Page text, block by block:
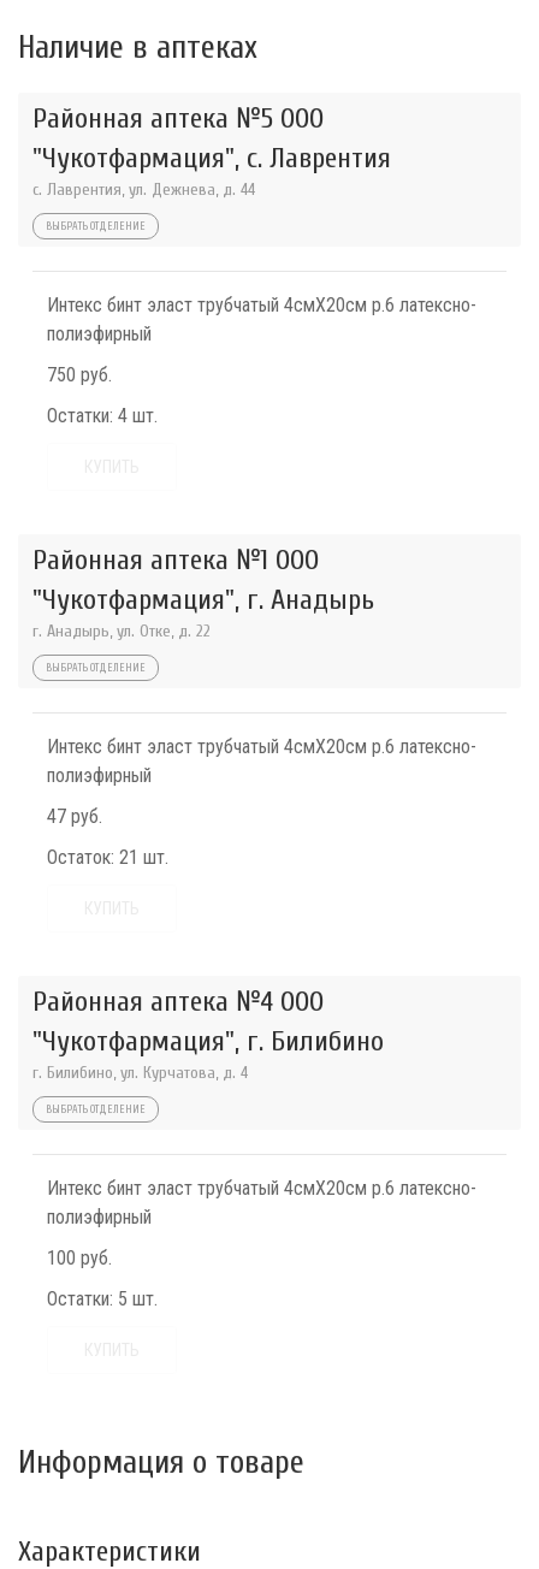
Наличие в аптеках
Районная аптека №5 ООО
"Чукотфармация", с. Лаврентия
с. Лаврентия, ул. Дежнева, д. 44
ВЫБРАТЬ ОТДЕЛЕНИЕ
Интекс бинт эласт трубчатый 4смX20см р.6 латексно-
полиэфирный
750 руб.
Остатки: 4 шт.
Районная аптека №1 ООО
"Чукотфармация", г. Анадырь
г. Анадырь, ул. Отке, д. 22
ВЫБРАТЬ ОТДЕЛЕНИЕ
Интекс бинт эласт трубчатый 4смX20см р.6 латексно-
полиэфирный
47 руб.
Остаток: 21 шт.
Районная аптека №4 ООО
"Чукотфармация", г. Билибино
г. Билибино, ул. Курчатова, д. 4
ВЫБРАТЬ ОТДЕЛЕНИЕ
Интекс бинт эласт трубчатый 4смX20см р.6 латексно-
полиэфирный
100 руб.
Остатки: 5 шт.
Информация о товаре
Характеристики